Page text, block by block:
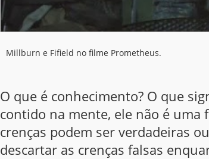
Millburn e Fifield no filme Prometheus.
O que é conhecimento? O que
contido na mente, ele não é uma
crenças podem ser verdadeiras
descartar as crenças falsas